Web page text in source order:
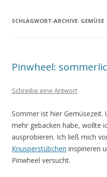
SCHLAGWORT-ARCHIVE: GEMÜSE
Pinwheel:
Schreibe eine Antwort
Sommer ist hier Gemüsezeit.
mehr gebacken habe, wollte
ausprobieren. Ich ließ mich
Knusperstübchen inspirieren
Pinwheel versucht.